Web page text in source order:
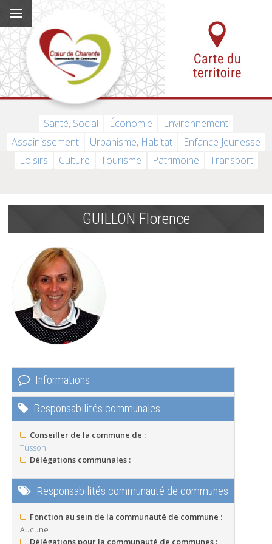
Santé, Social Économie
Environnement
Assainissement
Urbanisme, Habitat
Enfance Jeunesse
Loisirs
Culture Tourisme Patrimoine Transport
GUILLON Florence
Informations
Responsabilités communales
Conseiller de la commune de :
Tusson
Délégations communales :
Responsabilités communauté de communes
Fonction au sein de la communauté de commune :
Aucune
Délégations pour la communauté de communes :